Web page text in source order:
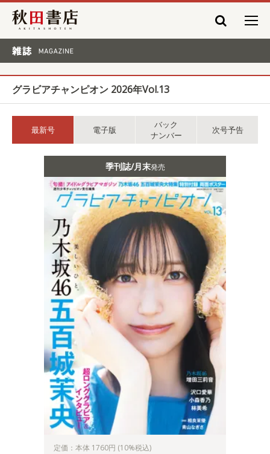
秋田書店
グラビアチャンピオン 2026年Vol.13
最新号 電子版
バック
ナンバー
次号予告
季刊誌/月末発売
定価：本体 1760円 (10%税込)